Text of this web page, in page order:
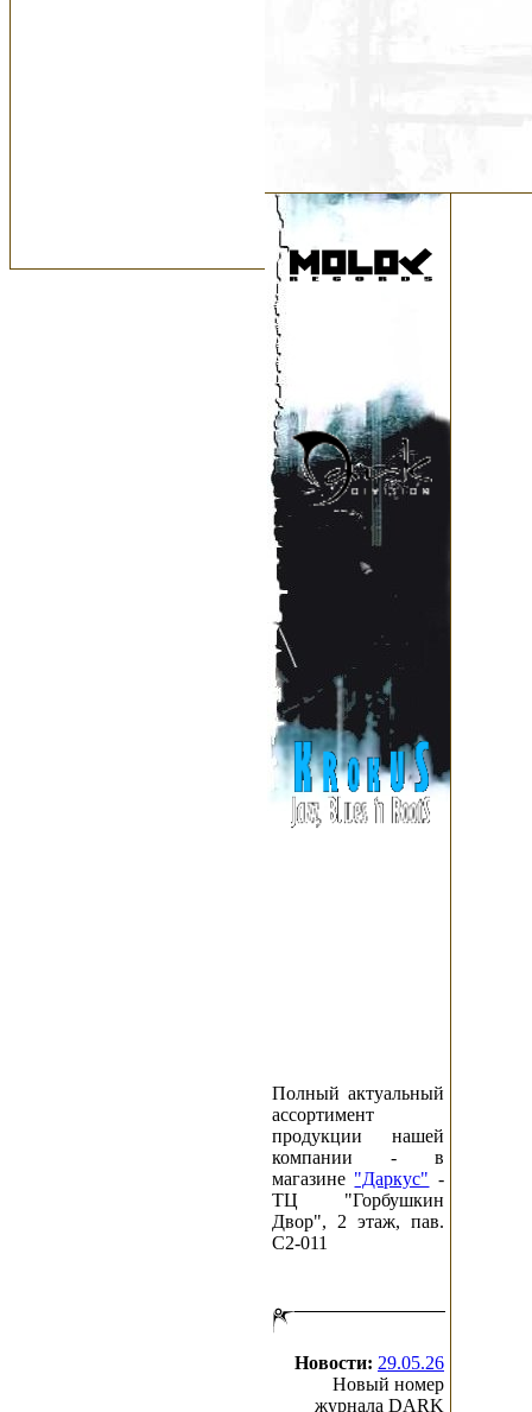
Полный актуальный
ассортимент
продукции нашей
компании - в
магазине "Даркус" -
ТЦ "Горбушкин
Двор", 2 этаж, пав.
C2-011
Новости: 29.05.26
Новый номер
журнала DARK